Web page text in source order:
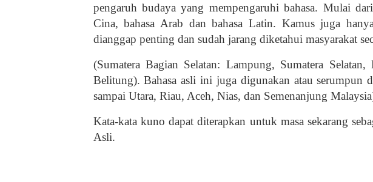
pengaruh budaya yang mempengaruhi bahasa. Mulai dari
Cina, bahasa Arab dan bahasa Latin. Kamus juga
dianggap penting dan sudah jarang diketahui masyarakat
(Sumatera Bagian Selatan: Lampung, Sumatera
Belitung). Bahasa asli ini juga digunakan atau serumpun
sampai Utara, Riau, Aceh, Nias, dan Semenanjung
Kata-kata kuno dapat diterapkan untuk masa sekarang
Asli.